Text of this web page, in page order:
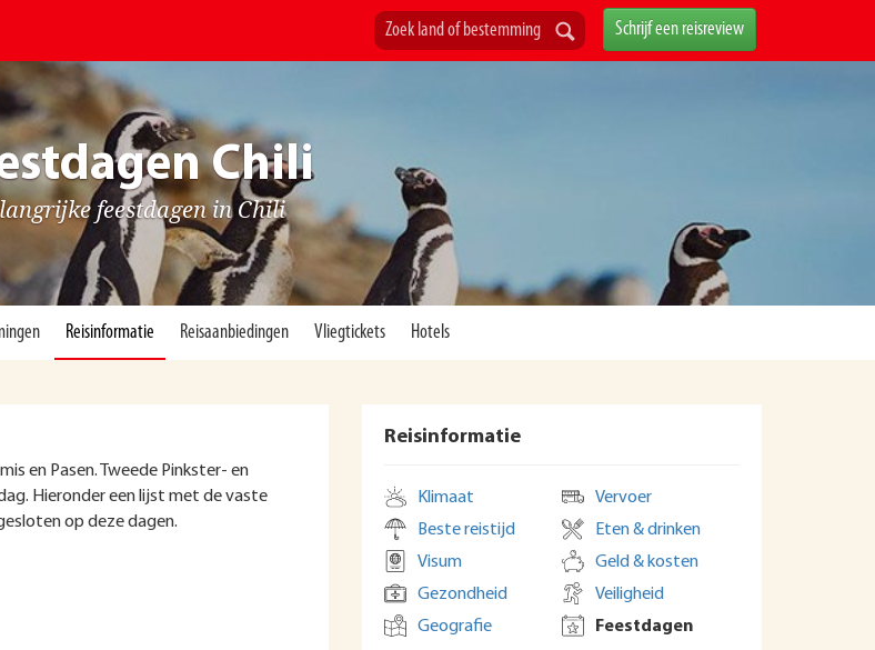
Schrijf een reisreview
Chili
feestdagen in Chili
Reisinformatie Reisaanbiedingen Vliegtickets Hotels
en Pasen. Tweede Pinkster- en
Hieronder een lijst met de vaste
op deze dagen.
Reisinformatie
Klimaat
Beste reistijd
Visum
Gezondheid
Geografie
Vervoer
Eten & drinken
Geld & kosten
Veiligheid
Feestdagen